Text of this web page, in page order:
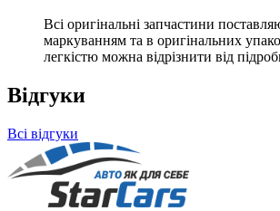
Всі оригінальні запчастини
маркуванням та в оригінальних
легкістю можна відрізнити від
Відгуки
Всі відгуки